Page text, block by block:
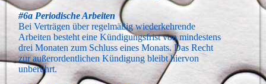
#6a Periodische Arbeiten
Bei Verträgen über regelmäßig wiederkehrende
Arbeiten besteht eine Kündigungsfrist von mindestens
drei Monaten zum Schluss eines Monats. Das Recht
zur außerordentlichen Kündigung bleibt hiervon
unberührt.